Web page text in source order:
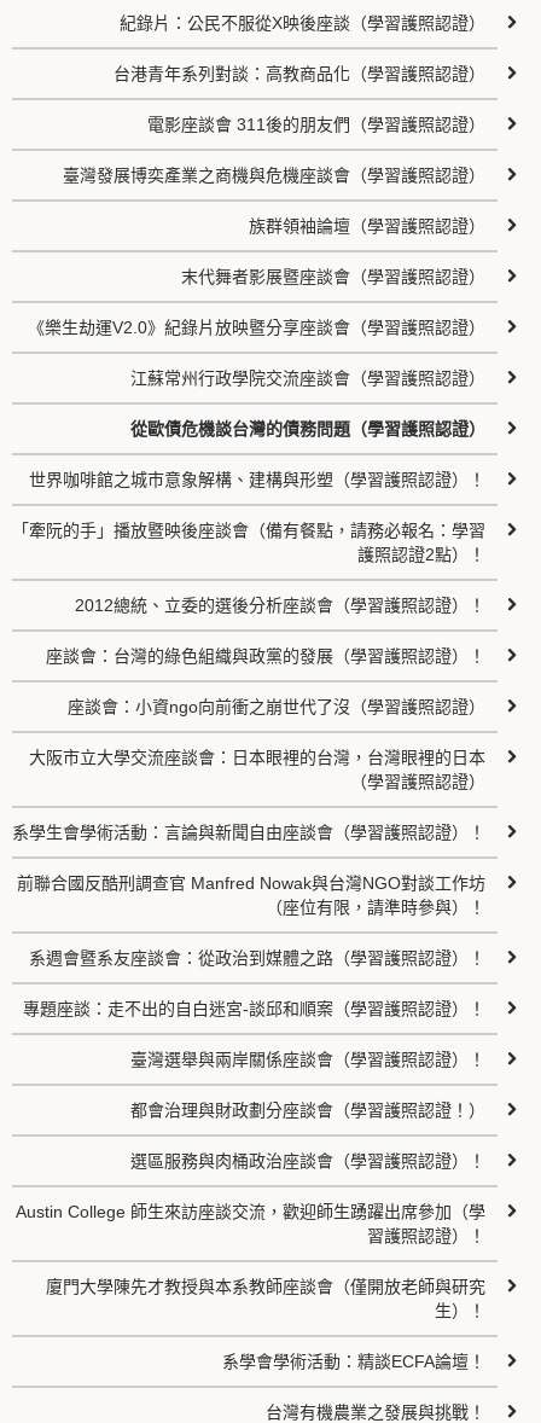
紀錄片：公民不服從X映後座談（學習護照認證）
台港青年系列對談：高教商品化（學習護照認證）
電影座談會 311後的朋友們（學習護照認證）
臺灣發展博奕產業之商機與危機座談會（學習護照認證）
族群領袖論壇（學習護照認證）
末代舞者影展暨座談會（學習護照認證）
《樂生劫運V2.0》紀錄片放映暨分享座談會（學習護照認證）
江蘇常州行政學院交流座談會（學習護照認證）
從歐債危機談台灣的債務問題（學習護照認證）
世界咖啡館之城市意象解構、建構與形塑（學習護照認證）！
「牽阮的手」播放暨映後座談會（備有餐點，請務必報名：學習
護照認證2點）！
2012總統、立委的選後分析座談會（學習護照認證）！
座談會：台灣的綠色組織與政黨的發展（學習護照認證）！
座談會：小資ngo向前衝之崩世代了沒（學習護照認證）
大阪市立大學交流座談會：日本眼裡的台灣，台灣眼裡的日本
（學習護照認證）
系學生會學術活動：言論與新聞自由座談會（學習護照認證）！
前聯合國反酷刑調查官 Manfred Nowak與台灣NGO對談工作坊
（座位有限，請準時參與）！
系週會暨系友座談會：從政治到媒體之路（學習護照認證）！
專題座談：走不出的自白迷宮-談邱和順案（學習護照認證）！
臺灣選舉與兩岸關係座談會（學習護照認證）！
都會治理與財政劃分座談會（學習護照認證！）
選區服務與肉桶政治座談會（學習護照認證）！
Austin College 師生來訪座談交流，歡迎師生踴躍出席參加（學
習護照認證）！
廈門大學陳先才教授與本系教師座談會（僅開放老師與研究
生）！
系學會學術活動：精談ECFA論壇！
台灣有機農業之發展與挑戰！